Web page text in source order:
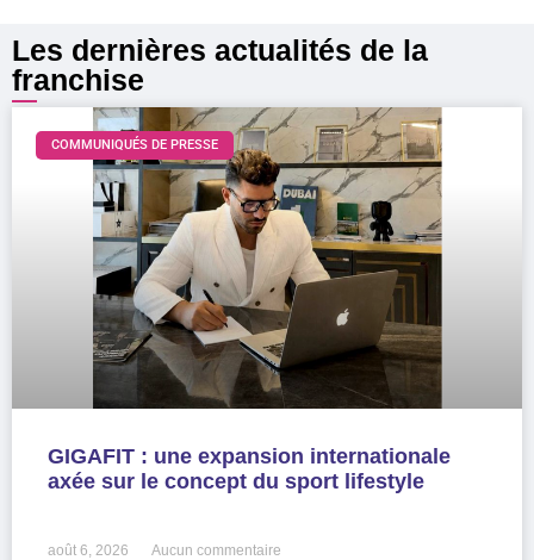
Les dernières actualités de la
franchise
COMMUNIQUÉS DE PRESSE
GIGAFIT : une expansion internationale
axée sur le concept du sport lifestyle
août 6, 2026 Aucun commentaire